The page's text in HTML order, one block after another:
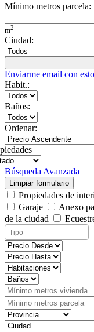
Mínimo metros parcela:
m2
Ciudad:
Enviarme email con
Habit.:
Baños:
Ordenar:
Búsqueda Avanzada
Limpiar formulario
Propiedades de
Garaje
Anexo
de la ciudad